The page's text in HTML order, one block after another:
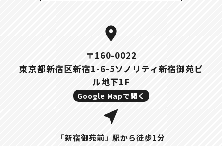
location_on
〒160-0022
東京都新宿区新宿1-6-5ソノリティ新宿御苑ビ
ル地下1F
Google Mapで開く
near_me
「新宿御苑前」駅から徒歩1分